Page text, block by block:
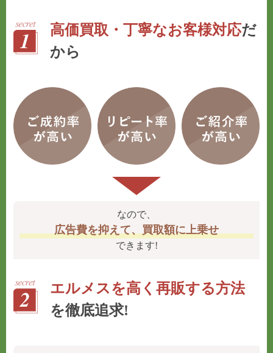
高価買取・丁寧なお客様対応だ
から
なので、
広告費を抑えて、買取額に上乗せ
できます!
エルメスを高く再販する方法
を徹底追求!